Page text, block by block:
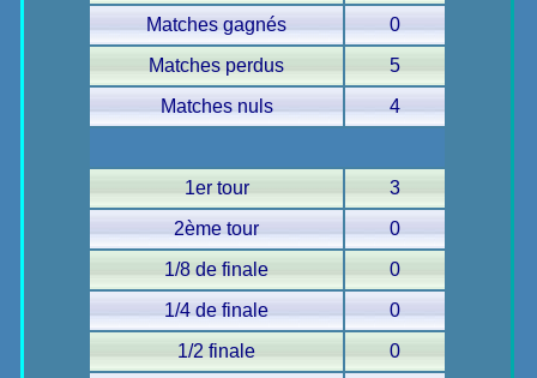
Matches gagnés
0
Matches perdus
5
Matches nuls
4
1er tour
3
2ème tour
0
1/8 de finale
0
1/4 de finale
0
1/2 finale
0